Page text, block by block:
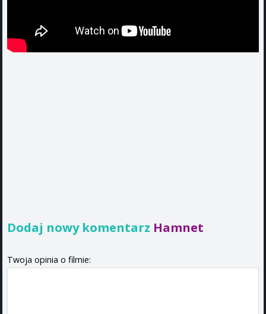
Dodaj nowy komentarz Hamnet
Twoja opinia o filmie: